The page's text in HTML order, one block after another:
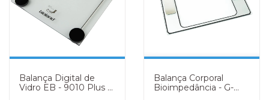
Balança Digital de
Vidro EB - 9010 Plus -
Balança Corporal
Bioimpedância - G-